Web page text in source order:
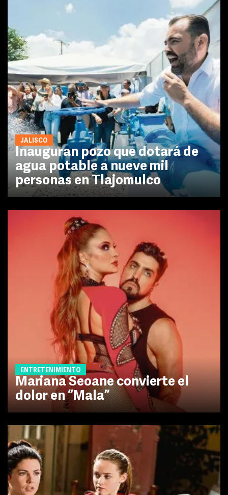
JALISCO
Inauguran pozo que dotará de
agua potable a nueve mil
personas en Tlajomulco
ENTRETENIMIENTO
Mariana Seoane convierte el
dolor en “Mala”